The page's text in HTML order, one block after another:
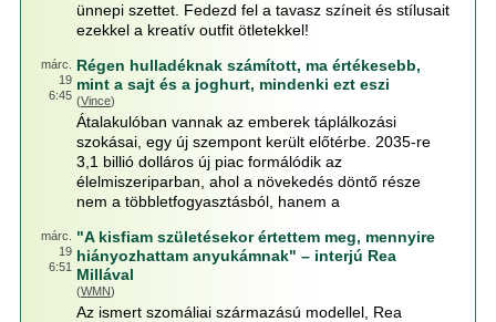
ünnepi szettet. Fedezd fel a tavasz színeit és stílusait
ezekkel a kreatív outfit ötletekkel!
márc.
19
6:45
Régen hulladéknak számított, ma értékesebb,
mint a sajt és a joghurt, mindenki ezt eszi
(Vince)
Átalakulóban vannak az emberek táplálkozási
szokásai, egy új szempont került előtérbe. 2035-re
3,1 billió dolláros új piac formálódik az
élelmiszeriparban, ahol a növekedés döntő része
nem a többletfogyasztásból, hanem a
márc.
19
6:51
"A kisfiam születésekor értettem meg, mennyire
hiányozhattam anyukámnak" – interjú Rea
Millával
(WMN)
Az ismert szomáliai származású modellel, Rea